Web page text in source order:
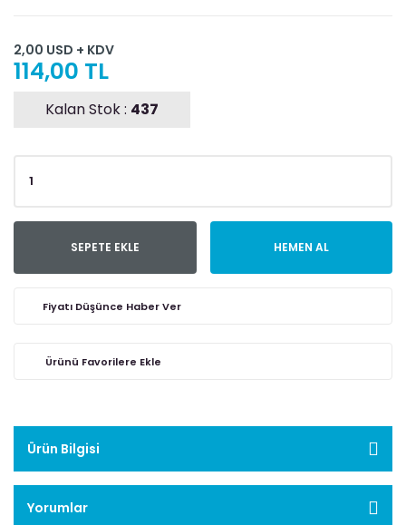
2,00 USD + KDV
114,00 TL
Kalan Stok : 437
SEPETE EKLE HEMEN AL
Fiyatı Düşünce Haber Ver
Ürün Bilgisi
Yorumlar